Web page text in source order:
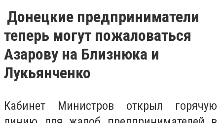
Донецкие предприниматели
теперь могут пожаловаться
Азарову на Близнюка и
Лукьянченко
Кабинет Министров открыл горячую